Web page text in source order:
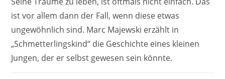
ist vor allem dann der Fall, wenn diese etwas
ungewöhnlich sind. Marc Majewski erzählt in
„Schmetterlingskind“ die Geschichte eines kleinen
Jungen, der er selbst gewesen sein könnte.